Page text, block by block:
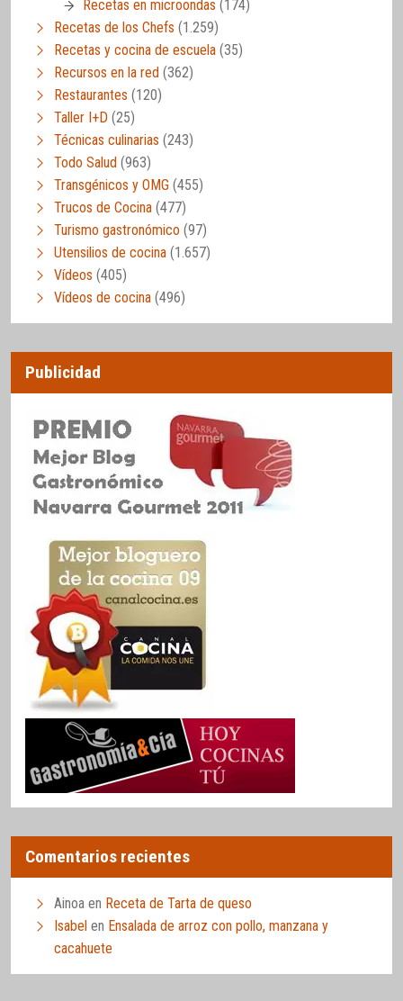
Recetas en microondas (174)
Recetas de los Chefs (1.259)
Recetas y cocina de escuela (35)
Recursos en la red (362)
Restaurantes (120)
Taller I+D (25)
Técnicas culinarias (243)
Todo Salud (963)
Transgénicos y OMG (455)
Trucos de Cocina (477)
Turismo gastronómico (97)
Utensilios de cocina (1.657)
Vídeos (405)
Vídeos de cocina (496)
Publicidad
Comentarios recientes
Ainoa en Receta de Tarta de queso
Isabel en Ensalada de arroz con pollo, manzana y
cacahuete